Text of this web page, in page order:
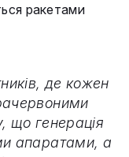
ракетами
де кожен
що генерація
апаратами, а